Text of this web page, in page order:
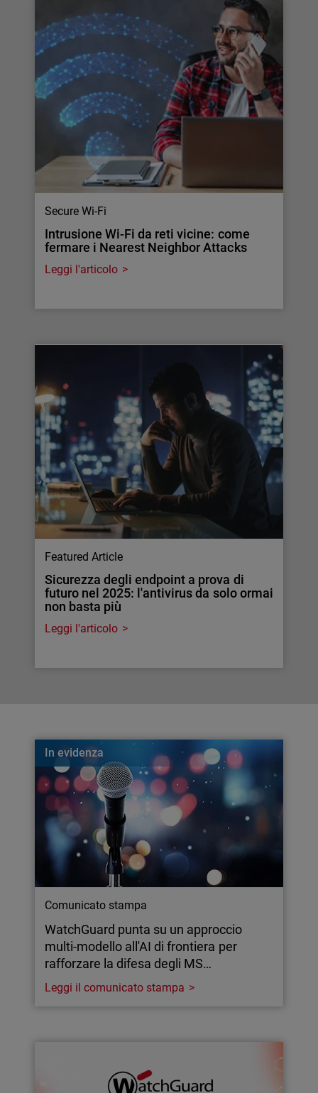
Secure Wi-Fi
Intrusione Wi-Fi da reti vicine: come
fermare i Nearest Neighbor Attacks
Leggi l'articolo
Featured Article
Sicurezza degli endpoint a prova di
futuro nel 2025: l'antivirus da solo ormai
non basta più
Leggi l'articolo
In evidenza
Comunicato stampa
WatchGuard punta su un approccio
multi-modello all'AI di frontiera per
rafforzare la difesa degli MS…
Leggi il comunicato stampa